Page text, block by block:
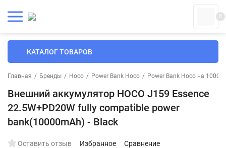
0
КАТАЛОГ ТОВАРОВ
Главная / Бренды / Hoco / Power Bank Hoco / Power Bank Hoco на 10000
Внешний аккумулятор HOCO J159 Essence
22.5W+PD20W fully compatible power
bank(10000mAh) - Black
Оставить отзыв Избранное Сравнение